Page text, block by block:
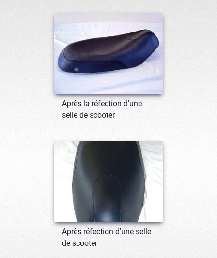
Après la réfection d'une
selle de scooter
Après réfection d'une selle
de scooter